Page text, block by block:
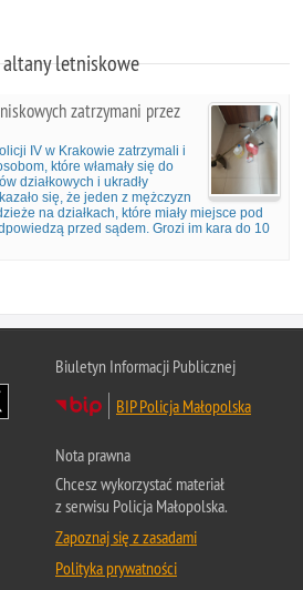
altany letniskowe
zatrzymani przez
IV w Krakowie zatrzymali i
które włamały się do
działkowych i ukradły
się, że jeden z mężczyzn
na działkach, które miały miejsce pod
przed sądem. Grozi im kara do 10
Biuletyn Informacji Publicznej
BIP Policja Małopolska
Nota prawna
Chcesz wykorzystać materiał
z serwisu Policja Małopolska.
Zapoznaj się z zasadami
Polityka prywatności